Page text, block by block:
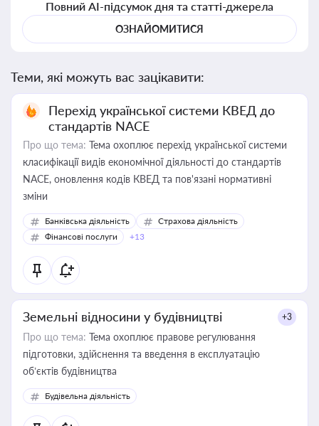
Повний AI-підсумок дня та статті-джерела
ОЗНАЙОМИТИСЯ
Теми, які можуть вас зацікавити:
Перехід української системи КВЕД до
стандартів NACE
Про що тема: Тема охоплює перехід української системи
класифікації видів економічної діяльності до стандартів
NACE, оновлення кодів КВЕД та пов'язані нормативні
зміни
Банківська діяльність
Страхова діяльність
Фінансові послуги
+13
Земельні відносини у будівництві +3
Про що тема: Тема охоплює правове регулювання
підготовки, здійснення та введення в експлуатацію
об’єктів будівництва
Будівельна діяльність